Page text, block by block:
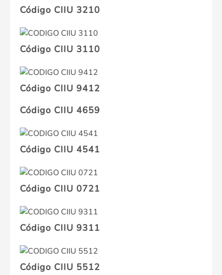
Código CIIU 3210
Código CIIU 3110
Código CIIU 9412
Código CIIU 4659
Código CIIU 4541
Código CIIU 0721
Código CIIU 9311
Código CIIU 5512